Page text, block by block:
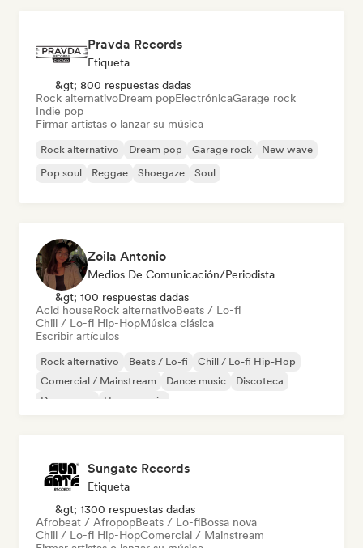
Pravda Records
Etiqueta
&gt; 800 respuestas dadas
Rock alternativoDream popElectrónicaGarage rock
Indie pop
Firmar artistas o lanzar su música
Rock alternativo Dream pop Garage rock
New wave
Pop soul
Reggae Shoegaze Soul
Zoila Antonio
Medios De Comunicación/Periodista
&gt; 100 respuestas dadas
Acid houseRock alternativoBeats / Lo-fi
Chill / Lo-fi Hip-HopMúsica clásica
Escribir artículos
Rock alternativo Beats / Lo-fi
Chill / Lo-fi Hip-Hop
Comercial / Mainstream
Dance music
Discoteca
Dream pop
House music
Sungate Records
Etiqueta
&gt; 1300 respuestas dadas
Afrobeat / AfropopBeats / Lo-fiBossa nova
Chill / Lo-fi Hip-HopComercial / Mainstream